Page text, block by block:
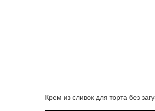
Крем из сливок для торта без